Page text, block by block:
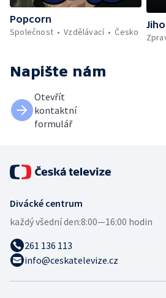
Popcorn
Společnost
Vzdělávací Česko
Napište nám
Otevřít
kontaktní
formulář
Divácké centrum
každý všední den:8:00—16:00 hodin
261 136 113
info@ceskatelevize.cz